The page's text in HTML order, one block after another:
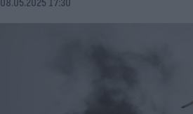
08.05.2025 17:30